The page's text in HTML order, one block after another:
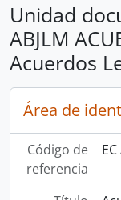
Unidad
ABJLM
Acuerdos
Área de
Código de
referencia